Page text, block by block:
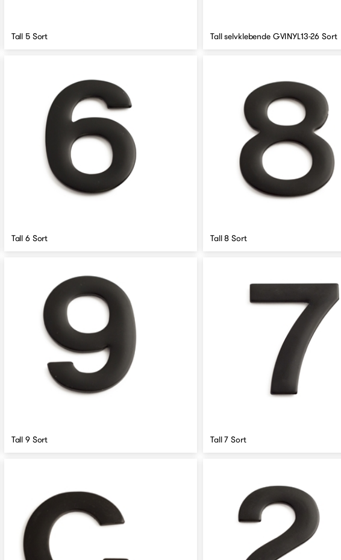
Tall 5 Sort Tall selvklebende GVINYL13-26 Sort
Tall 6 Sort Tall 8 Sort
Tall 9 Sort Tall 7 Sort